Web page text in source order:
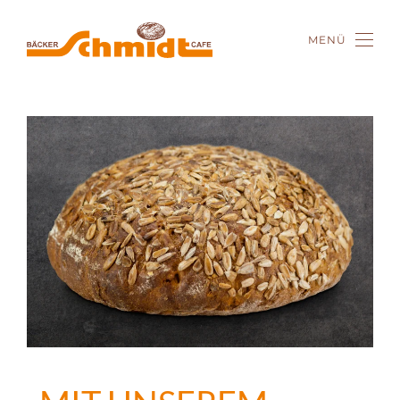
Zum Hauptinhalt springen
MENÜ